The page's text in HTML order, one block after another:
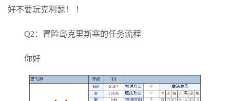
好不要玩克利瑟！ ！
Q2：冒险岛克里斯塞的任务流程
你好